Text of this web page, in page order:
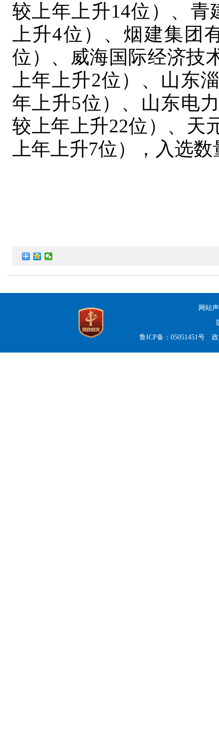
较上年上升14位）、青
上升4位）、烟建集团
位）、威海国际经济技
上年上升2位）、山东
年上升5位）、山东电
较上年上升22位）、天
上年上升7位），入选
网站
鲁ICP备：05051451号